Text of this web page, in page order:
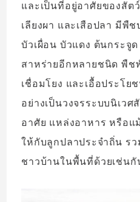
และเป็นที่อยู่อาศัยของสัต
เลียงผา และเสือปลา มีพื
บัวเผื่อน บัวแดง ต้นกระจู
สาหร่ายอีกหลายชนิด พื
เชื่อมโยง และเอื้อประโ
อย่างเป็นวงจรระบบนิเว
อาศัย แหล่งอาหาร หรือ
ให้กับลูกปลาประจำถิ่น ร
ชาวบ้านในพื้นที่ด้วยเช่นกั